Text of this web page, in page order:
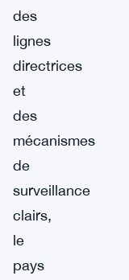
des
lignes
directrices
et
des
mécanismes
de
surveillance
clairs,
le
pays